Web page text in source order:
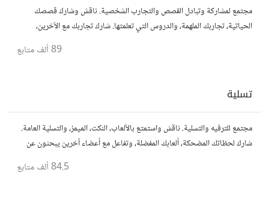
مجتمع لمشاركة وتبادل القصص والتجارب الشخصية. ناقش وشارك قصصك
الحياتية، تجاربك الملهمة، والدروس التي تعلمتها. شارك تجاربك مع الآخرين،
89 ألف متابع
تسلية
مجتمع للترفيه والتسلية. ناقش واستمتع بالألعاب، النكت، الميمز، والتسلية العامة.
شارك لحظاتك المضحكة، ألعابك المفضلة، وتفاعل مع أعضاء آخرين يبحثون عن
84.5 ألف متابع